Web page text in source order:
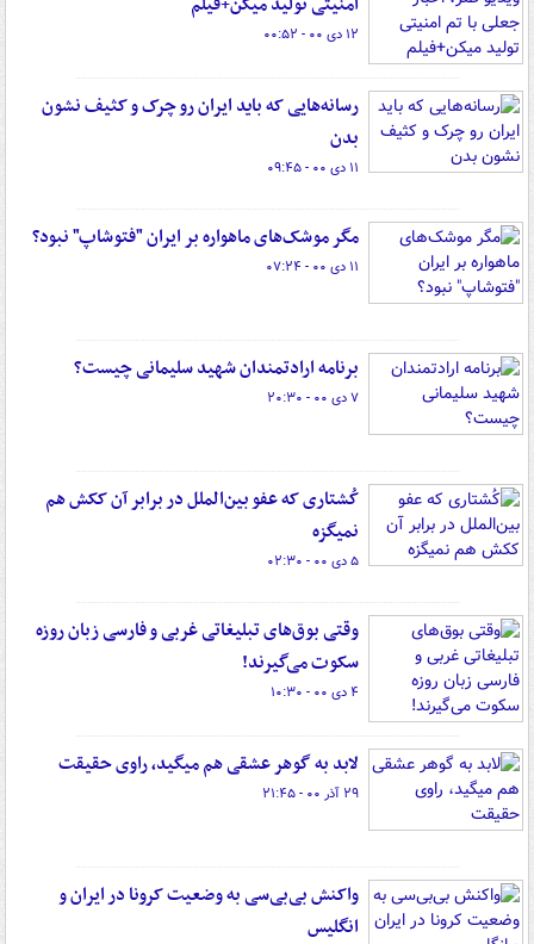
۱۲ دی ۰۰ - ۰۰:۵۲
رسانه‌هایی که باید ایران رو چرک و کثیف نشون
بدن
۱۱ دی ۰۰ - ۰۹:۴۵
مگر موشک‌های ماهواره بر ایران "فتوشاپ" نبود؟
۱۱ دی ۰۰ - ۰۷:۲۴
برنامه ارادتمندان شهید سلیمانی چیست؟
۷ دی ۰۰ - ۲۰:۳۰
کُشتاری که عفو بین‌الملل در برابر آن ککش هم
نمیگزه
۵ دی ۰۰ - ۰۲:۳۰
وقتی بوق‌های تبلیغاتی غربی و فارسی زبان روزه
سکوت می‌گیرند!
۴ دی ۰۰ - ۱۰:۳۰
لابد به گوهر عشقی هم میگید، راوی حقیقت
۲۹ آذر ۰۰ - ۲۱:۴۵
واکنش بی‌بی‌سی به وضعیت کرونا در ایران و
انگلیس